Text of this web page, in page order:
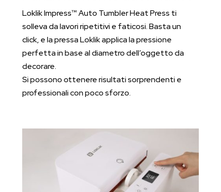
Loklik Impress™ Auto Tumbler Heat Press ti
solleva da lavori ripetitivi e faticosi. Basta un
click, e la pressa Loklik applica la pressione
perfetta in base al diametro dell’oggetto da
decorare.
Si possono ottenere risultati sorprendenti e
professionali con poco sforzo.